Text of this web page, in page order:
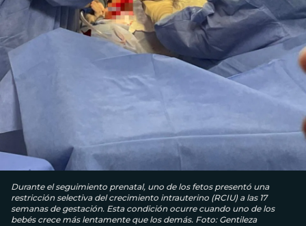
Durante el seguimiento prenatal, uno de los fetos presentó una
restricción selectiva del crecimiento intrauterino (RCIU) a las 17
semanas de gestación. Esta condición ocurre cuando uno de los
bebés crece más lentamente que los demás. Foto: Gentileza